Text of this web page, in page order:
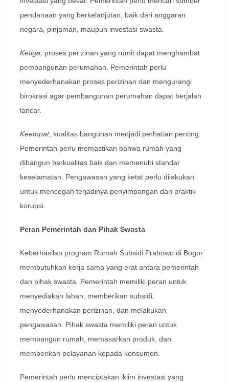
pendanaan yang berkelanjutan, baik dari anggaran
negara, pinjaman, maupun investasi swasta.
Ketiga , proses perizinan yang rumit dapat menghambat
pembangunan perumahan. Pemerintah perlu
menyederhanakan proses perizinan dan mengurangi
birokrasi agar pembangunan perumahan dapat berjalan
lancar.
Keempat, kualitas bangunan menjadi perhatian penting.
Pemerintah perlu memastikan bahwa rumah yang
dibangun berkualitas baik dan memenuhi standar
keselamatan. Pengawasan yang ketat perlu dilakukan
untuk mencegah terjadinya penyimpangan dan praktik
korupsi.
Peran Pemerintah dan Pihak Swasta
Keberhasilan program Rumah Subsidi Prabowo di Bogor
membutuhkan kerja sama yang erat antara pemerintah
dan pihak swasta. Pemerintah memiliki peran untuk
menyediakan lahan, memberikan subsidi,
menyederhanakan perizinan, dan melakukan
pengawasan. Pihak swasta memiliki peran untuk
membangun rumah, memasarkan produk, dan
memberikan pelayanan kepada konsumen.
Pemerintah perlu menciptakan iklim investasi yang